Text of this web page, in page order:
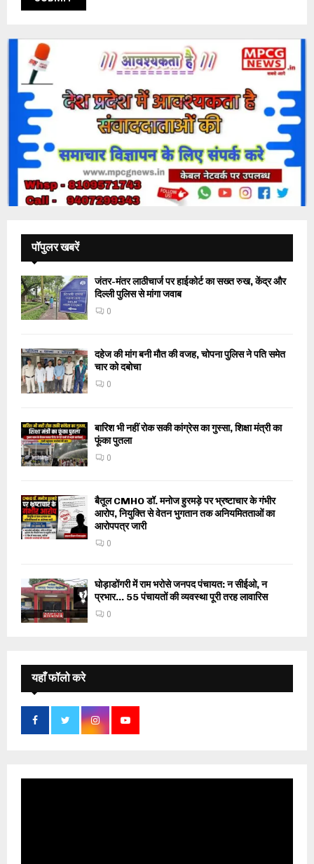
पॉपुलर खबरें
जंतर-मंतर लाठीचार्ज पर हाईकोर्ट का सख्त रुख, केंद्र और
दिल्ली पुलिस से मांगा जवाब
0
दहेज की मांग बनी मौत की वजह, चोपना पुलिस ने पति समेत
चार को दबोचा
0
बारिश भी नहीं रोक सकी कांग्रेस का गुस्सा, शिक्षा मंत्री का
फूंका पुतला
0
बैतूल CMHO डॉ. मनोज हुरमड़े पर भ्रष्टाचार के गंभीर
आरोप, नियुक्ति से वेतन भुगतान तक अनियमितताओं का
आरोपपत्र जारी
0
घोड़ाडोंगरी में राम भरोसे जनपद पंचायत: न सीईओ, न
प्रभार… 55 पंचायतों की व्यवस्था पूरी तरह लावारिस
0
यहाँ फॉलो करे